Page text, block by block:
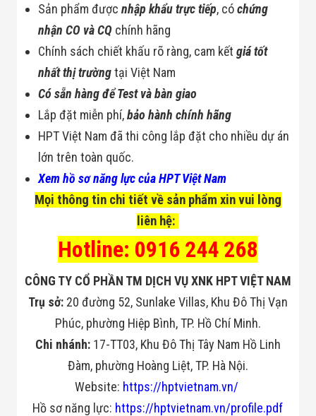
Sản phẩm đượcnhập khẩu trực tiếp, cóchứng
nhận CO và CQ chính hãng
Chính sách chiết khấu rõ ràng, cam kếtgiá tốt
nhất thị trườngtại Việt Nam
Có sẵn hàng để Test và bàn giao
Lắp đặt miễn phí,bảo hành chính hãng
HPT Việt Nam đã thi công lắp đặt cho nhiều dự án
lớn trên toàn quốc.
Xem hồ sơ năng lực của HPT Việt Nam
Mọi thông tin chi tiết về sản phẩm xin vui lòng
liên hệ:
Hotline: 0916 244 268
CÔNG TY CỔ PHẦN TM DỊCH VỤ XNK HPT VIỆT NAM
Trụ sở: 20 đường 52, Sunlake Villas, Khu Đô Thị Vạn
Phúc, phường Hiệp Bình, TP. Hồ Chí Minh.
Chi nhánh:17-TT03, Khu Đô Thị Tây Nam Hồ Linh
Đàm, phường Hoàng Liệt, TP. Hà Nội.
Website: https://hptvietnam.vn/
Hồ sơ năng lực: https://hptvietnam.vn/profile.pdf